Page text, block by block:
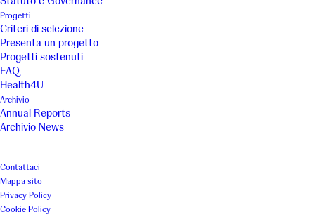
Progetti
Criteri di selezione
Presenta un progetto
Progetti sostenuti
FAQ
Health4U
Archivio
Annual Reports
Archivio News
Contattaci
Mappa sito
Privacy Policy
Cookie Policy